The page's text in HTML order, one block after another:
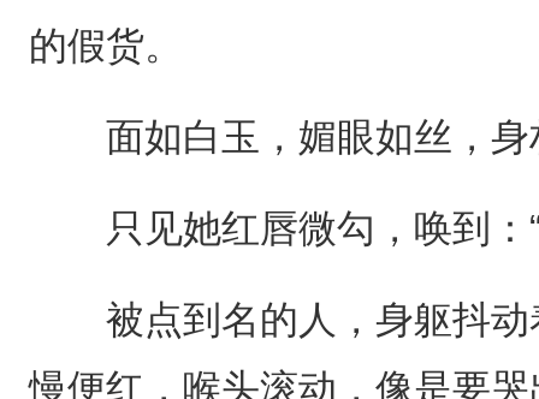
的假货。
面如白玉，媚眼如丝，身
只见她红唇微勾，唤到：“
被点到名的人，身躯抖动
慢便红，喉头滚动，像是要